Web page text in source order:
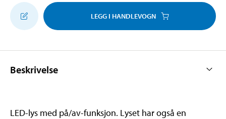
LEGG I HANDLEVOGN
Beskrivelse
LED-lys med på/av-funksjon. Lyset har også en